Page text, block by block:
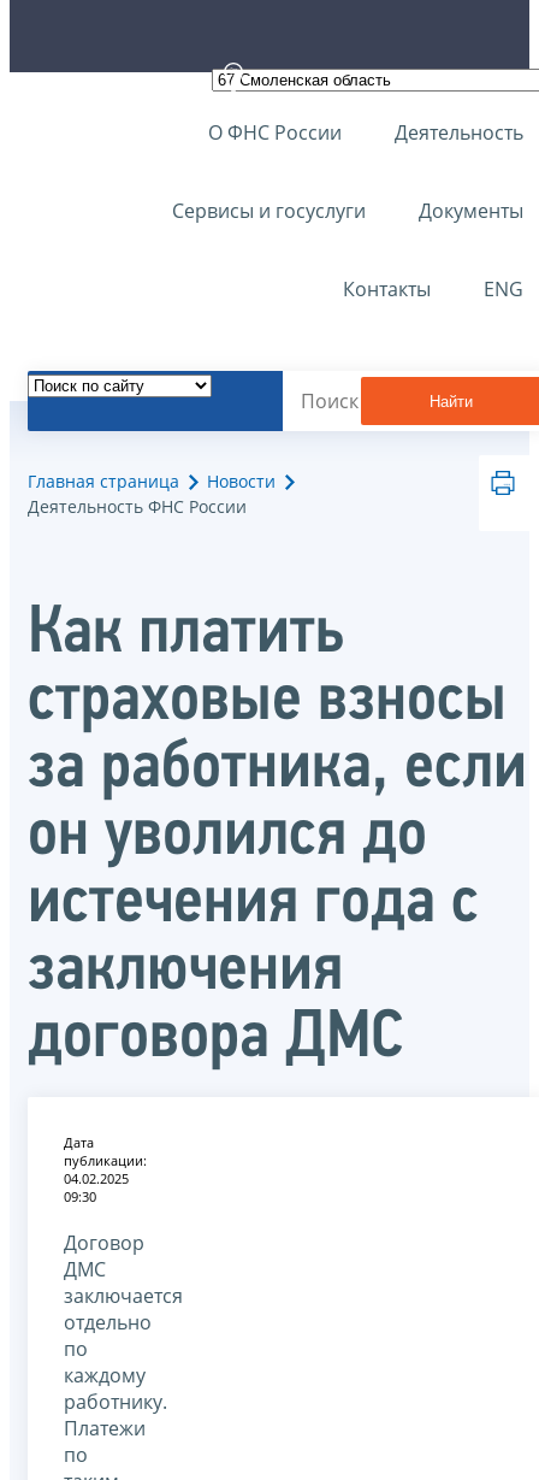
О ФНС России Деятельность
Сервисы и госуслуги Документы
Контакты ENG
Найти
Главная страница
Новости
Деятельность ФНС России
Как платить
страховые взносы
за работника, если
он уволился до
истечения года с
заключения
договора ДМС
Дата
публикации:
04.02.2025
09:30
Договор
ДМС
заключается
отдельно
по
каждому
работнику.
Платежи
по